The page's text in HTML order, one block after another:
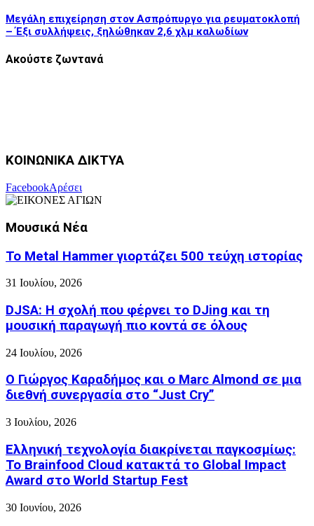
Μεγάλη επιχείρηση στον Ασπρόπυργο για ρευματοκλοπή
– Έξι συλλήψεις, ξηλώθηκαν 2,6 χλμ καλωδίων
Ακούστε ζωντανά
ΚΟΙΝΩΝΙΚΑ ΔΙΚΤΥΑ
FacebookΑρέσει
Μουσικά Νέα
Το Metal Hammer γιορτάζει 500 τεύχη ιστορίας
31 Ιουλίου, 2026
DJSA: Η σχολή που φέρνει το DJing και τη
μουσική παραγωγή πιο κοντά σε όλους
24 Ιουλίου, 2026
Ο Γιώργος Καραδήμος και ο Marc Almond σε μια
διεθνή συνεργασία στο “Just Cry”
3 Ιουλίου, 2026
Ελληνική τεχνολογία διακρίνεται παγκοσμίως:
Το Brainfood Cloud κατακτά το Global Impact
Award στο World Startup Fest
30 Ιουνίου, 2026